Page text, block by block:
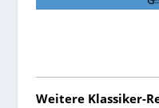
Weitere Klassiker-